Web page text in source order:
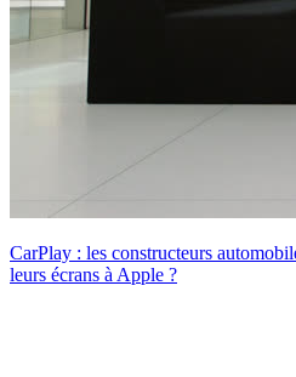
CarPlay : les constructeurs
leurs écrans à Apple ?